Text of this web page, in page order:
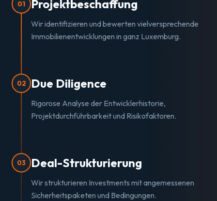
01 Projektbeschaffung
Wir identifizieren und bewerten vielversprechende
Immobilienentwicklungen in ganz Luxemburg.
02 Due Diligence
Rigorose Analyse der Entwicklerhistorie,
Projektdurchführbarkeit und Risikofaktoren.
03 Deal-Strukturierung
Wir strukturieren Investments mit angemessenen
Sicherheitspaketen und Bedingungen.